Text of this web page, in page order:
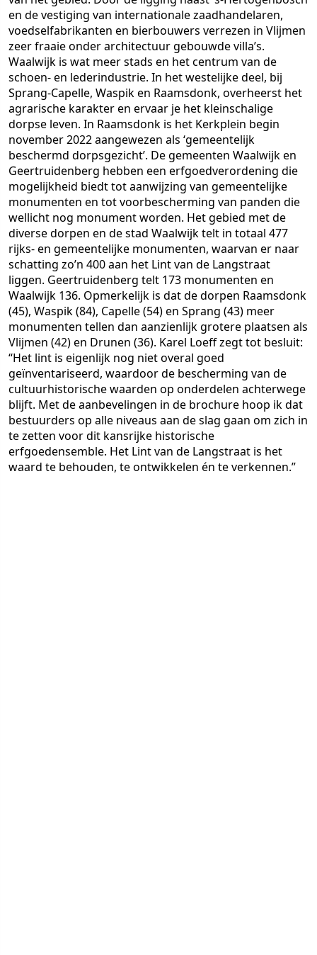
en de vestiging van internationale zaadhandelaren,
voedselfabrikanten en bierbouwers verrezen in Vlijmen
zeer fraaie onder architectuur gebouwde villa’s.
Waalwijk is wat meer stads en het centrum van de
schoen- en lederindustrie. In het westelijke deel, bij
Sprang-Capelle, Waspik en Raamsdonk, overheerst het
agrarische karakter en ervaar je het kleinschalige
dorpse leven. In Raamsdonk is het Kerkplein begin
november 2022 aangewezen als ‘gemeentelijk
beschermd dorpsgezicht’. De gemeenten Waalwijk en
Geertruidenberg hebben een erfgoedverordening die
mogelijkheid biedt tot aanwijzing van gemeentelijke
monumenten en tot voorbescherming van panden die
wellicht nog monument worden. Het gebied met de
diverse dorpen en de stad Waalwijk telt in totaal 477
rijks- en gemeentelijke monumenten, waarvan er naar
schatting zo’n 400 aan het Lint van de Langstraat
liggen. Geertruidenberg telt 173 monumenten en
Waalwijk 136. Opmerkelijk is dat de dorpen Raamsdonk
(45), Waspik (84), Capelle (54) en Sprang (43) meer
monumenten tellen dan aanzienlijk grotere plaatsen als
Vlijmen (42) en Drunen (36). Karel Loeff zegt tot besluit:
“Het lint is eigenlijk nog niet overal goed
geïnventariseerd, waardoor de bescherming van de
cultuurhistorische waarden op onderdelen achterwege
blijft. Met de aanbevelingen in de brochure hoop ik dat
bestuurders op alle niveaus aan de slag gaan om zich in
te zetten voor dit kansrijke historische
erfgoedensemble. Het Lint van de Langstraat is het
waard te behouden, te ontwikkelen én te verkennen.”